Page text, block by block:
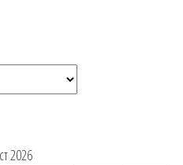
2026